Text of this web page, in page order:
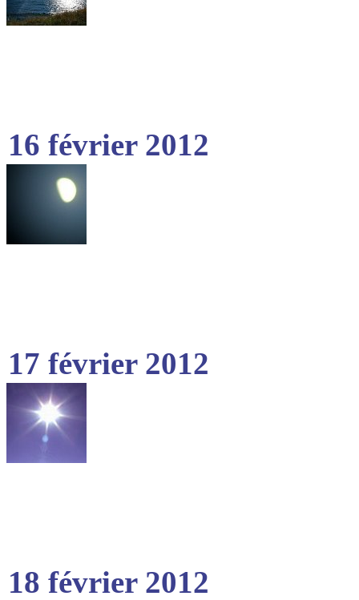
16 février 2012
17 février 2012
18 février 2012